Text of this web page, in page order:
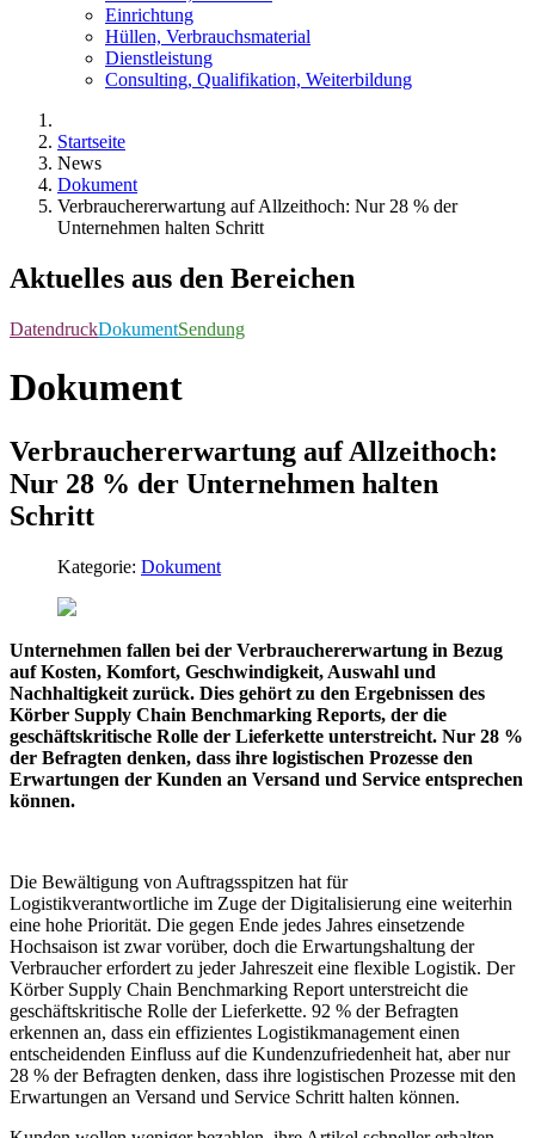
Einrichtung
Hüllen, Verbrauchsmaterial
Dienstleistung
Consulting, Qualifikation, Weiterbildung
Startseite
News
Dokument
Verbrauchererwartung auf Allzeithoch: Nur 28 % der
Unternehmen halten Schritt
Aktuelles aus den Bereichen
DatendruckDokumentSendung
Dokument
Verbrauchererwartung auf Allzeithoch:
Nur 28 % der Unternehmen halten
Schritt
Kategorie: Dokument
Unternehmen fallen bei der Verbrauchererwartung in Bezug
auf Kosten, Komfort, Geschwindigkeit, Auswahl und
Nachhaltigkeit zurück. Dies gehört zu den Ergebnissen des
Körber Supply Chain Benchmarking Reports, der die
geschäftskritische Rolle der Lieferkette unterstreicht. Nur 28 %
der Befragten denken, dass ihre logistischen Prozesse den
Erwartungen der Kunden an Versand und Service entsprechen
können.
Die Bewältigung von Auftragsspitzen hat für
Logistikverantwortliche im Zuge der Digitalisierung eine weiterhin
eine hohe Priorität. Die gegen Ende jedes Jahres einsetzende
Hochsaison ist zwar vorüber, doch die Erwartungshaltung der
Verbraucher erfordert zu jeder Jahreszeit eine flexible Logistik. Der
Körber Supply Chain Benchmarking Report unterstreicht die
geschäftskritische Rolle der Lieferkette. 92 % der Befragten
erkennen an, dass ein effizientes Logistikmanagement einen
entscheidenden Einfluss auf die Kundenzufriedenheit hat, aber nur
28 % der Befragten denken, dass ihre logistischen Prozesse mit den
Erwartungen an Versand und Service Schritt halten können.